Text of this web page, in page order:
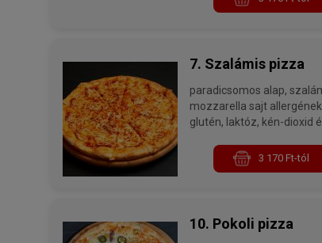
7. Szalámis pizza
paradicsomos alap, szalámi,
mozzarella sajt allergének:
glutén, laktóz, kén-dioxid és
3 170 Ft-tól
10. Pokoli pizza